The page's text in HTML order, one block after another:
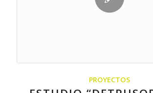
PROYECTOS